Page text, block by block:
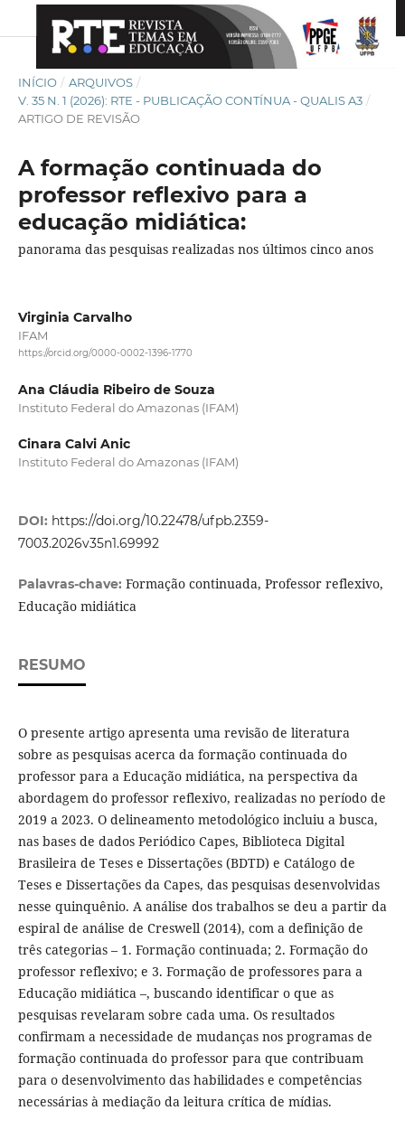
INÍCIO / ARQUIVOS /
V. 35 N. 1 (2026): RTE - PUBLICAÇÃO CONTÍNUA - QUALIS A3 /
ARTIGO DE REVISÃO
A formação continuada do
professor reflexivo para a
educação midiática:
panorama das pesquisas realizadas nos últimos cinco anos
Virginia Carvalho
IFAM
https://orcid.org/0000-0002-1396-1770
Ana Cláudia Ribeiro de Souza
Instituto Federal do Amazonas (IFAM)
Cinara Calvi Anic
Instituto Federal do Amazonas (IFAM)
DOI: https://doi.org/10.22478/ufpb.2359-
7003.2026v35n1.69992
Palavras-chave: Formação continuada, Professor reflexivo,
Educação midiática
RESUMO
O presente artigo apresenta uma revisão de literatura
sobre as pesquisas acerca da formação continuada do
professor para a Educação midiática, na perspectiva da
abordagem do professor reflexivo, realizadas no período de
2019 a 2023. O delineamento metodológico incluiu a busca,
nas bases de dados Periódico Capes, Biblioteca Digital
Brasileira de Teses e Dissertações (BDTD) e Catálogo de
Teses e Dissertações da Capes, das pesquisas desenvolvidas
nesse quinquênio. A análise dos trabalhos se deu a partir da
espiral de análise de Creswell (2014), com a definição de
três categorias – 1. Formação continuada; 2. Formação do
professor reflexivo; e 3. Formação de professores para a
Educação midiática –, buscando identificar o que as
pesquisas revelaram sobre cada uma. Os resultados
confirmam a necessidade de mudanças nos programas de
formação continuada do professor para que contribuam
para o desenvolvimento das habilidades e competências
necessárias à mediação da leitura crítica de mídias.